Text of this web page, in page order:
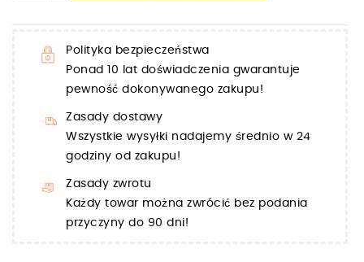
Polityka bezpieczeństwa
Ponad 10 lat doświadczenia gwarantuje
pewność dokonywanego zakupu!
Zasady dostawy
Wszystkie wysyłki nadajemy średnio w 24
godziny od zakupu!
Zasady zwrotu
Każdy towar można zwrócić bez podania
przyczyny do 90 dni!